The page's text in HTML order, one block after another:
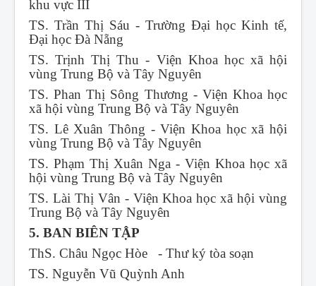
khu vực III
TS. Trần Thị Sáu - Trường Đại học Kinh tế,
Đại học Đà Nẵng
TS. Trịnh Thị Thu - Viện Khoa học xã hội
vùng Trung Bộ và Tây Nguyên
TS. Phan Thị Sông Thương - Viện Khoa học
xã hội vùng Trung Bộ và Tây Nguyên
TS. Lê Xuân Thông - Viện Khoa học xã hội
vùng Trung Bộ và Tây Nguyên
TS. Phạm Thị Xuân Nga - Viện Khoa học xã
hội vùng Trung Bộ và Tây Nguyên
TS. Lài Thị Vân - Viện Khoa học xã hội vùng
Trung Bộ và Tây Nguyên
5. BAN BIÊN TẬP
ThS. Châu Ngọc Hòe - Thư ký tòa soạn
TS. Nguyễn Vũ Quỳnh Anh